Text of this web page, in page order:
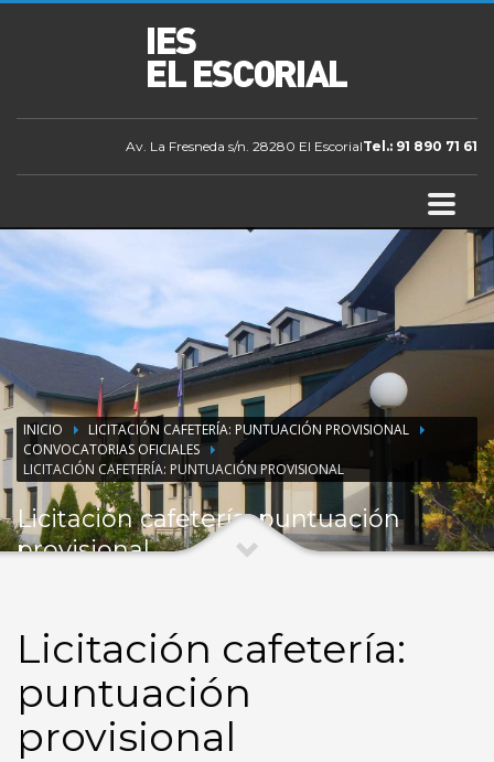
Av. La Fresneda s/n. 28280 El EscorialTel.: 91 890 71 61
INICIO
LICITACIÓN CAFETERÍA: PUNTUACIÓN PROVISIONAL
CONVOCATORIAS OFICIALES
LICITACIÓN CAFETERÍA: PUNTUACIÓN PROVISIONAL
Licitación cafetería: puntuación
provisional
Licitación cafetería:
puntuación
provisional